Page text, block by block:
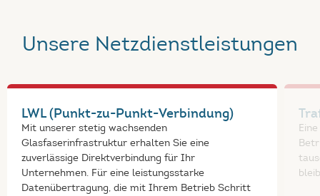
Unsere Netzdienstleistungen
LWL (Punkt-zu-Punkt-Verbindung)
Mit unserer stetig wachsenden
Glasfaserinfrastruktur erhalten Sie eine
zuverlässige Direktverbindung für Ihr
Unternehmen. Für eine leistungsstarke
Datenübertragung, die mit Ihrem Betrieb Schritt